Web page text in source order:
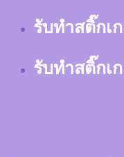
รับทำสติ๊กเ
รับทำสติ๊กเ